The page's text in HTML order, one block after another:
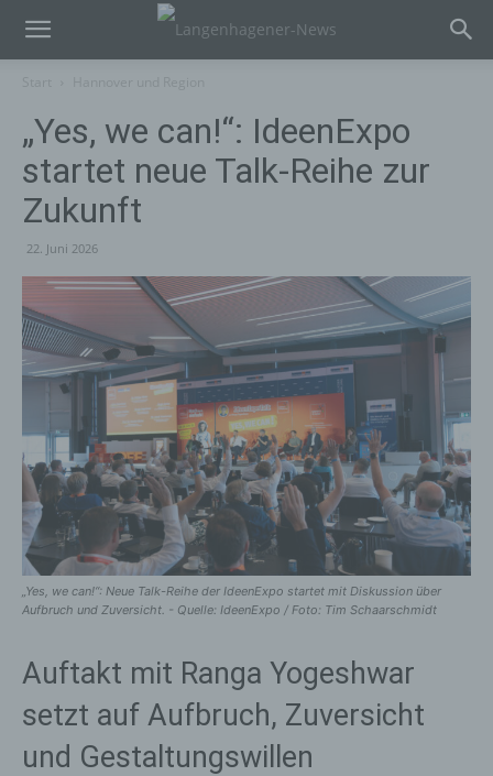
„Yes, we can!“: IdeenExpo
startet neue Talk-Reihe zur
Zukunft
22. Juni 2026
„Yes, we can!“: Neue Talk-Reihe der IdeenExpo startet mit Diskussion über
Aufbruch und Zuversicht. - Quelle: IdeenExpo / Foto: Tim Schaarschmidt
Auftakt mit Ranga Yogeshwar
setzt auf Aufbruch, Zuversicht
und Gestaltungswillen